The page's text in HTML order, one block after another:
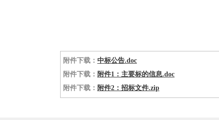
附件下载： 中标公告.doc
附件下载： 附件1：主要标的信息.doc
附件下载： 附件2：招标文件.zip